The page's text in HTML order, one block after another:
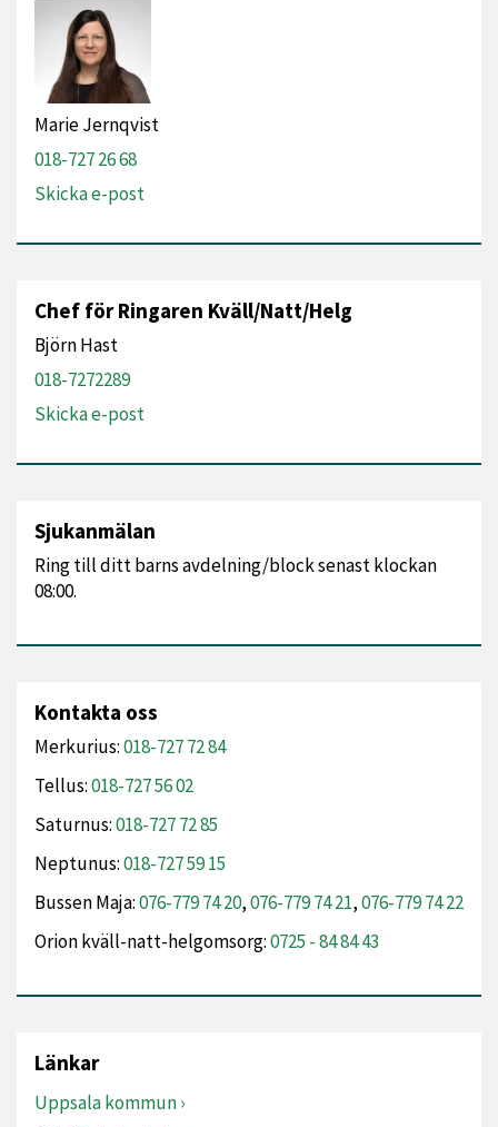
Marie Jernqvist
018-727 26 68
Skicka e-post
Chef för Ringaren Kväll/Natt/Helg
Björn Hast
018-7272289
Skicka e-post
Sjukanmälan
Ring till ditt barns avdelning/block senast klockan
08:00.
Kontakta oss
Merkurius:018-727 72 84
Tellus:018-727 56 02
Saturnus:018-727 72 85
Neptunus:018-727 59 15
Bussen Maja:076-779 74 20,076-779 74 21,076-779 74 22
Orion kväll-natt-helgomsorg:0725 - 84 84 43
Länkar
Uppsala kommun